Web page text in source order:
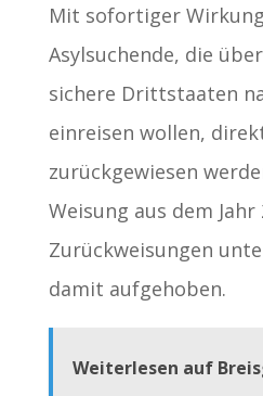
Mit sofortiger
Asylsuchende, die
sichere Drittstaaten
einreisen wollen,
zurückgewiesen
Weisung aus dem Jahr
Zurückweisungen
damit aufgehoben.
Weiterlesen auf